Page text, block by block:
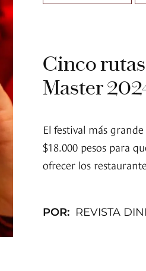
Cinco
Master
El festival más
$18.000 pesos para
ofrecer los
POR: REVISTA